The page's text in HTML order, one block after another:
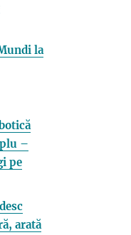
la
–
pe
arată